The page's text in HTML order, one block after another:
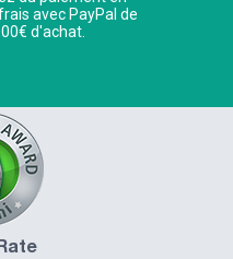
avec PayPal de
d'achat.